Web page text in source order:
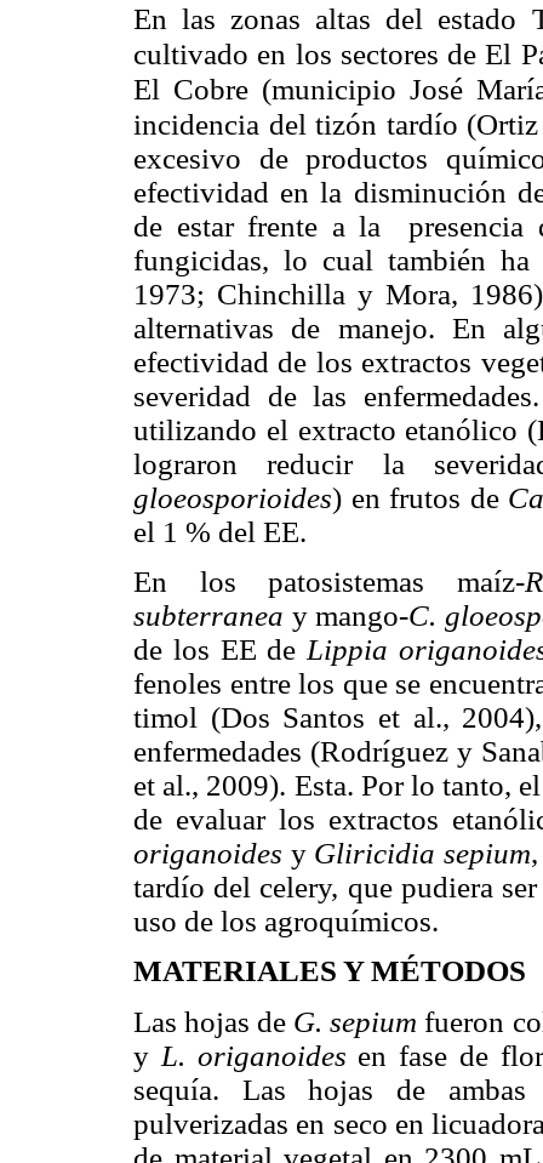
En las zonas altas del estado
cultivado en los sectores de El
El Cobre (municipio José
incidencia del tizón tardío
excesivo de productos
efectividad en la disminución
de estar frente a la presencia
fungicidas, lo cual también ha
1973; Chinchilla y Mora,
alternativas de manejo. En
efectividad de los extractos
severidad de las
utilizando el extracto etanólico
lograron reducir la
gloeosporioides) en frutos de
el 1 % del EE.
En los patosistemas maíz-
subterranea y mango-C.
de los EE de Lippia
fenoles entre los que se
timol (Dos Santos et al.,
enfermedades (Rodríguez y
et al., 2009). Esta. Por lo tanto,
de evaluar los extractos
origanoides y Gliricidia sepium
tardío del celery, que pudiera
uso de los agroquímicos.
MATERIALES Y MÉTODOS
Las hojas de G. sepiumfueron
y L. origanoides en fase de
sequía. Las hojas de
pulverizadas en seco en